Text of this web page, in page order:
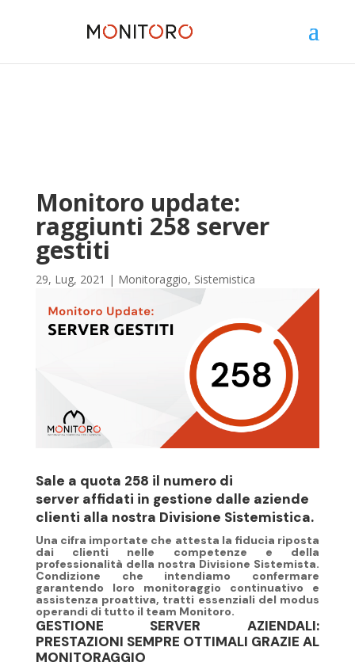
Monitoro update:
raggiunti 258 server
gestiti
29, Lug, 2021 | Monitoraggio, Sistemistica
Sale a quota 258 il numero di
server affidati in gestione dalle aziende
clienti alla nostra Divisione Sistemistica.
Una cifra importate che attesta la fiducia riposta
dai clienti nelle competenze e della
professionalità della nostra Divisione Sistemista.
Condizione che intendiamo confermare
garantendo loro monitoraggio continuativo e
assistenza proattiva, tratti essenziali del modus
operandi di tutto il team Monitoro.
GESTIONE SERVER AZIENDALI:
PRESTAZIONI SEMPRE OTTIMALI GRAZIE AL
MONITORAGGIO